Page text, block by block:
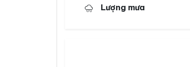
Lượng mưa